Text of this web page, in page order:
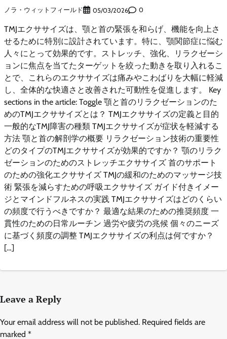
ノラ・ウィットフィールド 05/03/2026 0
TMJエクササイズは、顎と首の緊張を和らげ、機能を向上さ
せるために特別に設計されています。特に、顎関節症に悩む
人々にとって効果的です。ストレッチ、強化、リラクゼーシ
ョンに焦点を当てたターゲットを絞った動きを取り入れるこ
とで、これらのエクササイズは痛みやこわばりを大幅に軽減
し、全体的な快適さと改善された可動性を促進します。 Key
sections in the article: Toggle 顎と首のリラクゼーションのた
めのTMJエクササイズとは？ TMJエクササイズの定義と目的
一般的なTMJ障害の種類 TMJエクササイズが症状を軽減する
方法 顎と首の解剖学の概要 リラクゼーション技術の重要性
どのタイプのTMJエクササイズが効果的ですか？ 顎のリラク
ゼーションのためのストレッチエクササイズ 首のサポート
のための強化エクササイズ TMJの緩和のためのマッサージ技
術 緊張を減らすための呼吸エクササイズ ガイド付きイメー
ジとマインドフルネスの実践 TMJエクササイズはどのくらい
の頻度で行うべきですか？ 最適な結果のための推奨頻度 一
貫性のための日常ルーチン 過労や疲労の兆候 個々のニーズ
に基づく頻度の調整 TMJエクササイズの利点は何ですか？
[…]
Leave a Reply
Your email address will not be published. Required fields are
marked *